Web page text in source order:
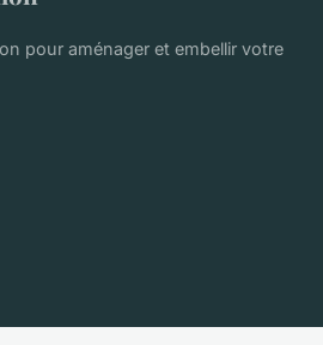
pour aménager et embellir votre